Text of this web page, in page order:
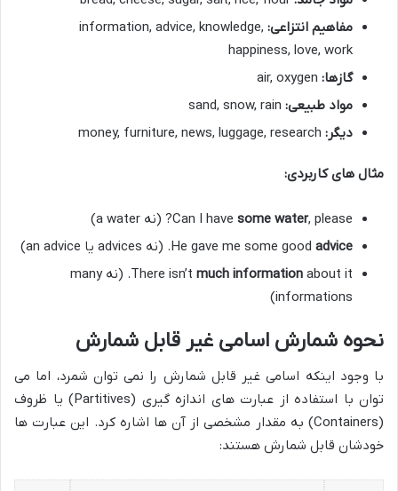
مفاهیم انتزاعی: information, advice, knowledge,
happiness, love, work
گازها:
مواد طبیعی:
دیگر:
مثال های کاربردی:
Can I have some water, please? (نه a water)
He gave me some good advice
. (نه advices یا an advice)
There isn’t much information
about it. (نه many
informations)
نحوه شمارش اسامی غیر قابل شمارش
با وجود اینکه اسامی غیر قابل شمارش را نمی توان شمرد، اما می
توان با استفاده از عبارت های اندازه گیری (Partitives) یا ظروف
(Containers) به مقدار مشخصی از آن ها اشاره کرد. این عبارت ها
خودشان قابل شمارش هستند: